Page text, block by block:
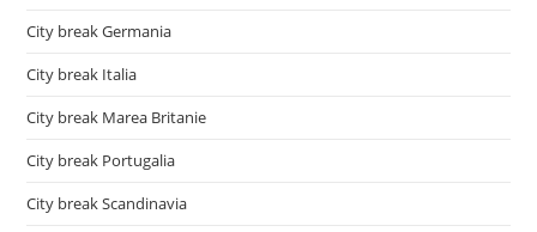
City break Germania
City break Italia
City break Marea Britanie
City break Portugalia
City break Scandinavia